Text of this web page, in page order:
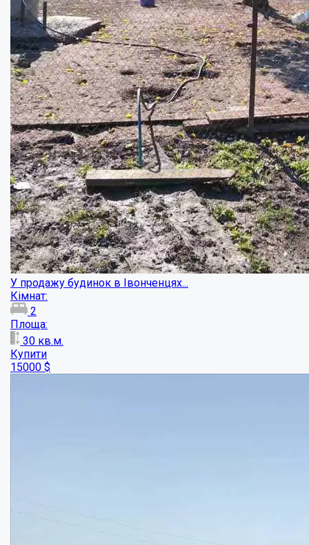
Сучасний будинок в елітному районі міста...
Кімнат:
3
Площа:
100кв.м.
Купити
99000 $